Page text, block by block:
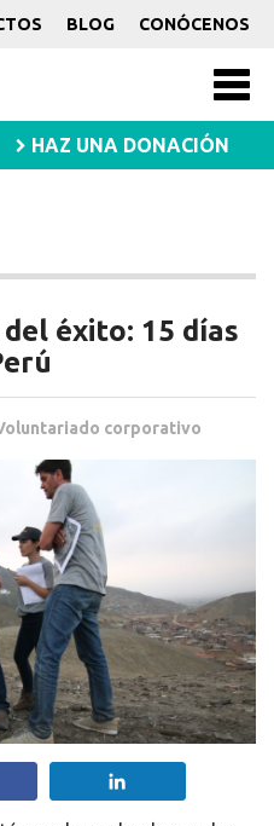
BLOG CONÓCENOS
HAZ UNA DONACIÓN
éxito: 15 días
corporativo